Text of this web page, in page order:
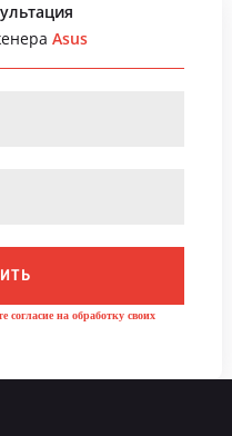
Asus
на обработку своих